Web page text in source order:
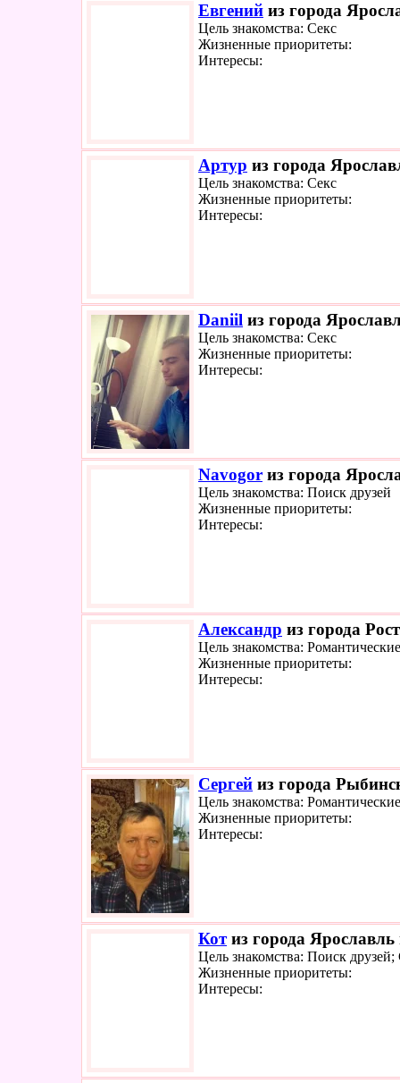
Евгений из города
Цель знакомства: Секс
Жизненные приоритеты:
Интересы:
Артур из города
Цель знакомства: Секс
Жизненные приоритеты:
Интересы:
Daniil из города
Цель знакомства: Секс
Жизненные приоритеты:
Интересы:
Navogor из города
Цель знакомства: Поиск друзей
Жизненные приоритеты:
Интересы:
Александр из города
Цель знакомства:
Жизненные приоритеты:
Интересы:
Сергей из города
Цель знакомства:
Жизненные приоритеты:
Интересы:
Котиз города
Цель знакомства: Поиск друзей;
Жизненные приоритеты:
Интересы: